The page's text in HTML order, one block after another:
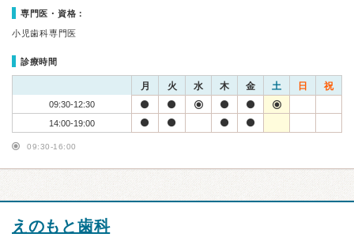
専門医・資格：
小児歯科専門医
診療時間
月 火 水 木 金 土 日 祝
09:30-12:30
14:00-19:00
09:30-16:00
えのもと歯科